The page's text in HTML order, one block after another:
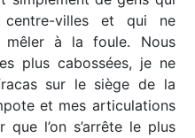
villes et qui ne
mêler à la foule. Nous
plus cabossées, je ne
sur le siège de la
et mes articulations
l’on s’arrête le plus